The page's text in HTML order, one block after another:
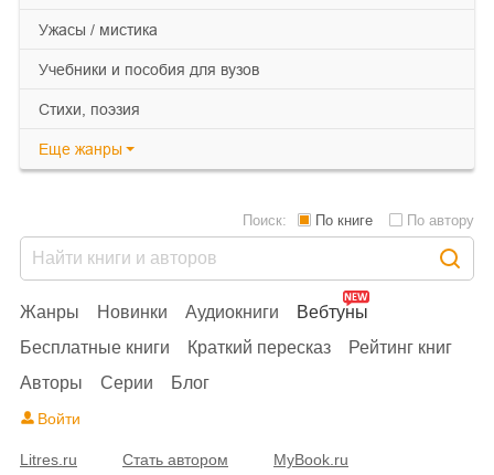
ужасы / мистика
учебники и пособия для вузов
cтихи, поэзия
Еще жанры
Жанры Новинки Аудиокниги
Вебтуны
Бесплатные книги
Краткий пересказ
Рейтинг книг
Авторы
Серии Блог
Поиск: По книге По автору
Войти
Litres.ru Стать автором
MyBook.ru